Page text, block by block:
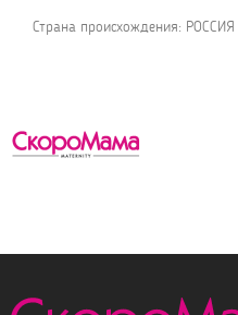
Страна происхождения: РОССИЯ